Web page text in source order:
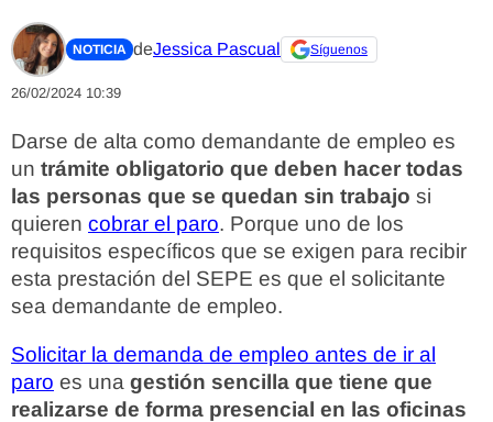
NOTICIA deJessica Pascual Síguenos
26/02/2024 10:39
Darse de alta como demandante de empleo es
un trámite obligatorio que deben hacer todas
las personas que se quedan sin trabajo si
quieren cobrar el paro. Porque uno de los
requisitos específicos que se exigen para recibir
esta prestación del SEPE es que el solicitante
sea demandante de empleo.
Solicitar la demanda de empleo antes de ir al
paro es una gestión sencilla que tiene que
realizarse de forma presencial en las oficinas